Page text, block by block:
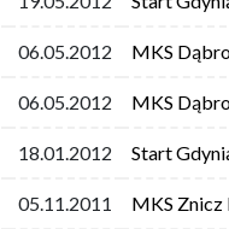
06.05.2012 MKS
06.05.2012 MKS
18.01.2012 Start
05.11.2011 MKS Znicz
06.05.2012 MKS
06.05.2012 MKS
18.01.2012 Start
05.11.2011 MKS Znicz